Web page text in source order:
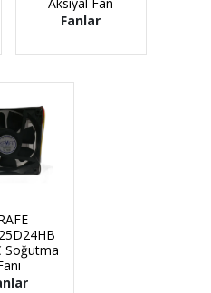
Aksiyal Fan
Fanlar
Soğutma